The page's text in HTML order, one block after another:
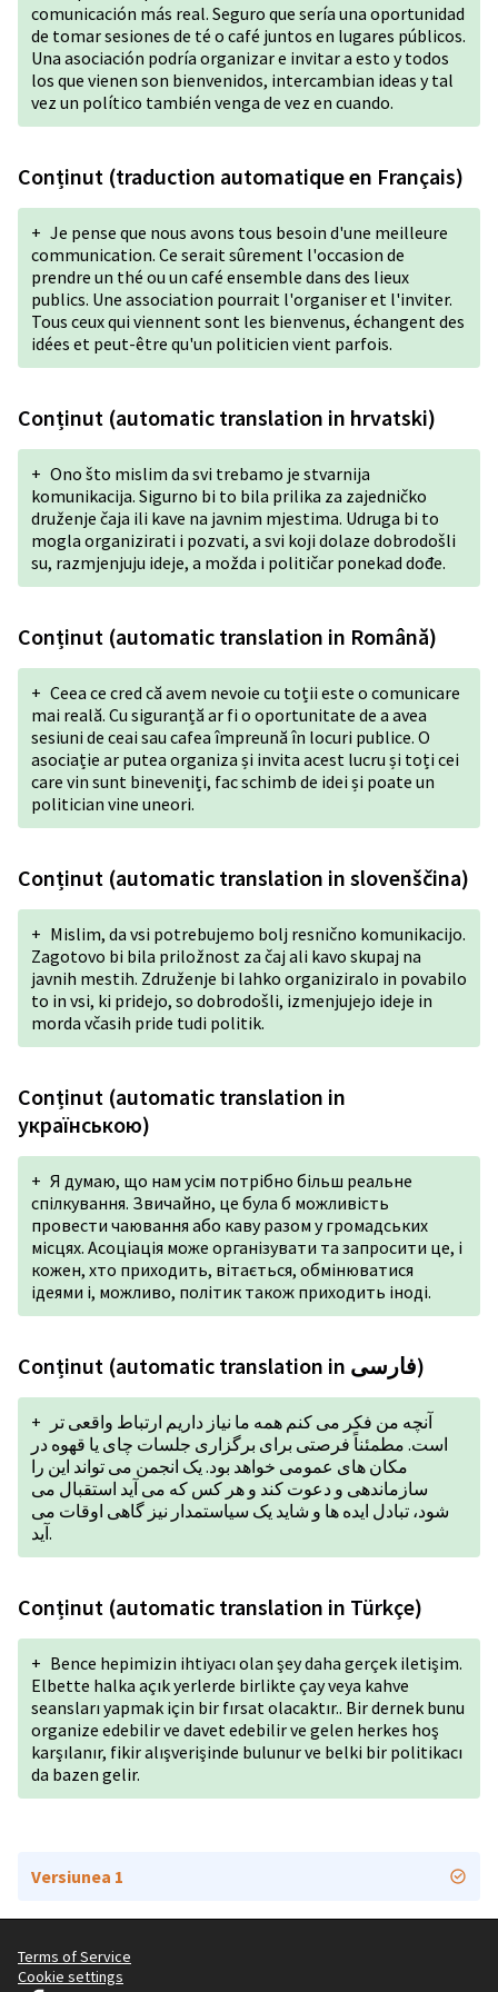
comunicación más real. Seguro que sería una oportunidad
de tomar sesiones de té o café juntos en lugares públicos.
Una asociación podría organizar e invitar a esto y todos
los que vienen son bienvenidos, intercambian ideas y tal
vez un político también venga de vez en cuando.
Conținut (traduction automatique en Français)
+ Je pense que nous avons tous besoin d'une meilleure
communication. Ce serait sûrement l'occasion de
prendre un thé ou un café ensemble dans des lieux
publics. Une association pourrait l'organiser et l'inviter.
Tous ceux qui viennent sont les bienvenus, échangent des
idées et peut-être qu'un politicien vient parfois.
Conținut (automatic translation in hrvatski)
+ Ono što mislim da svi trebamo je stvarnija
komunikacija. Sigurno bi to bila prilika za zajedničko
druženje čaja ili kave na javnim mjestima. Udruga bi to
mogla organizirati i pozvati, a svi koji dolaze dobrodošli
su, razmjenjuju ideje, a možda i političar ponekad dođe.
Conținut (automatic translation in Română)
+ Ceea ce cred că avem nevoie cu toții este o comunicare
mai reală. Cu siguranță ar fi o oportunitate de a avea
sesiuni de ceai sau cafea împreună în locuri publice. O
asociație ar putea organiza și invita acest lucru și toți cei
care vin sunt bineveniți, fac schimb de idei și poate un
politician vine uneori.
Conținut (automatic translation in slovenščina)
+ Mislim, da vsi potrebujemo bolj resnično komunikacijo.
Zagotovo bi bila priložnost za čaj ali kavo skupaj na
javnih mestih. Združenje bi lahko organiziralo in povabilo
to in vsi, ki pridejo, so dobrodošli, izmenjujejo ideje in
morda včasih pride tudi politik.
Conținut (automatic translation in
українською)
+ Я думаю, що нам усім потрібно більш реальне
спілкування. Звичайно, це була б можливість
провести чаювання або каву разом у громадських
місцях. Асоціація може організувати та запросити це, і
кожен, хто приходить, вітається, обмінюватися
ідеями і, можливо, політик також приходить іноді.
Conținut (automatic translation in فارسی)
+
آنچه من فکر می کنم همه ما نیاز داریم ارتباط واقعی تر
است. مطمئناً فرصتی برای برگزاری جلسات چای یا قهوه در
مکان های عمومی خواهد بود. یک انجمن می تواند این را
سازماندهی و دعوت کند و هر کس که می آید استقبال می
شود، تبادل ایده ها و شاید یک سیاستمدار نیز گاهی اوقات می
آید.
Conținut (automatic translation in Türkçe)
+ Bence hepimizin ihtiyacı olan şey daha gerçek iletişim.
Elbette halka açık yerlerde birlikte çay veya kahve
seansları yapmak için bir fırsat olacaktır.. Bir dernek bunu
organize edebilir ve davet edebilir ve gelen herkes hoş
karşılanır, fikir alışverişinde bulunur ve belki bir politikacı
da bazen gelir.
Versiunea 1
Terms of Service
Cookie settings